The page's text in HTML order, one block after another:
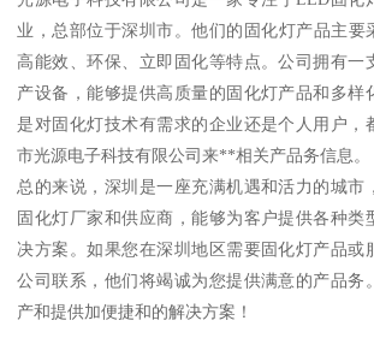
业，总部位于深圳市。他们的固化灯产品主要
高能效、环保、立即固化等特点。公司拥有一
产设备，能够提供高质量的固化灯产品和多样
是对固化灯技术有需求的企业还是个人用户，
市光源电子科技有限公司来**相关产品务信息。
总的来说，深圳是一座充满机遇和活力的城市
固化灯厂家和供应商，能够为客户提供各种类
决方案。如果您在深圳地区需要固化灯产品或
公司联系，他们将竭诚为您提供满意的产品务
产和提供加便捷和的解决方案！